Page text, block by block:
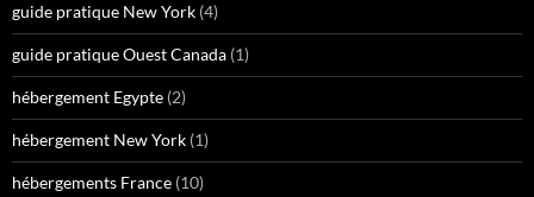
guide pratique New York (4)
guide pratique Ouest Canada (1)
hébergement Egypte (2)
hébergement New York (1)
hébergements France (10)